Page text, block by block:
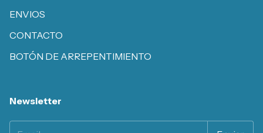
ENVIOS
CONTACTO
BOTÓN DE ARREPENTIMIENTO
Newsletter